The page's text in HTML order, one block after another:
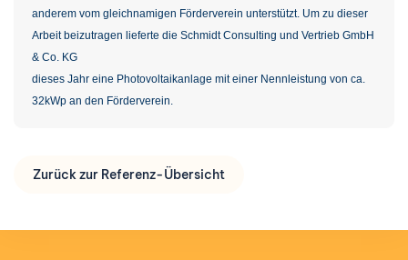
anderem vom gleichnamigen Förderverein unterstützt. Um zu dieser
Arbeit beizutragen lieferte die Schmidt Consulting und Vertrieb GmbH
& Co. KG
dieses Jahr eine Photovoltaikanlage mit einer Nennleistung von ca.
32kWp an den Förderverein.
Zurück zur Referenz-Übersicht